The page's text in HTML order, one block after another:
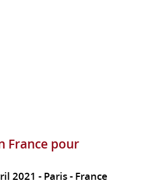
France pour
2021 Paris France